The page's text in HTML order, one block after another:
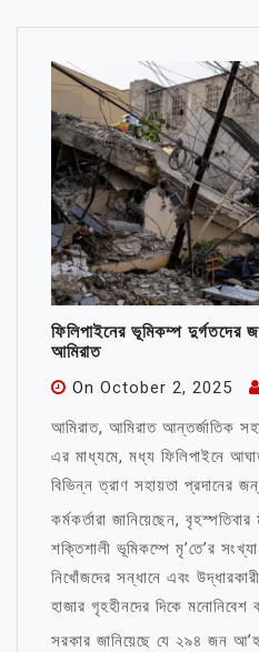
ফিলিপাইনের ভূমিকম্প দুর্গতদের
আমিরাত
On October 2, 2025
আমিরাত, আমিরাত আন্তর্জাতিক
এর মাধ্যমে, মধ্য ফিলিপাইনে
বিভিন্ন ত্রাণ সহায়তা প্রদানের
কর্মকর্তারা জানিয়েছেন,
শক্তিশালী ভূমিকম্পে মৃ’তে’র
নিখোঁজদের সন্ধানে এবং
হাজার গৃহহীনদের দিকে মনোনিবেশ
সরকার জানিয়েছে যে ২৯৪ জন